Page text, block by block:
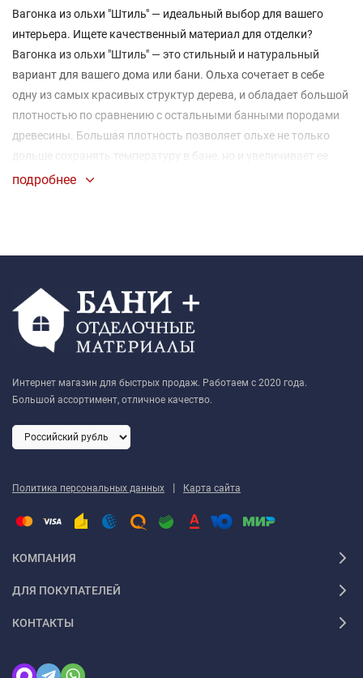
Вагонка из ольхи "Штиль" — идеальный выбор для вашего
интерьера. Ищете качественный материал для отделки?
Вагонка из ольхи "Штиль" — это стильный и натуральный
вариант для вашего дома или бани. Ольха сочетает в себе
одну из самых красивых структур дерева, и обладает большой
плотностью по сравнению с остальными банными породами
древесины. Большая плотность позволяет ольхе не только
дольше сохранять температуру в бане, но и увеличивает ее
срок службы по сравнению с липой.
подробнее
Интернет магазин для быстрых продаж. Работаем с 2020 года.
Большой ассортимент, отличное качество.
Политика персональных данных | Карта сайта
КОМПАНИЯ
ДЛЯ ПОКУПАТЕЛЕЙ
КОНТАКТЫ